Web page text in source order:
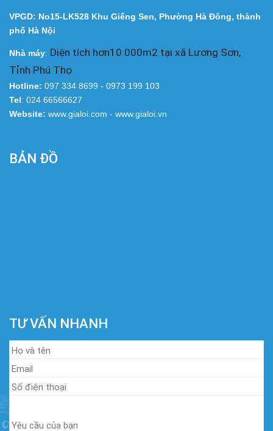
VPGD: No15-LK528 Khu Giếng Sen, Phường Hà Đông, thành
phố Hà Nội
Nhà máy: Diện tích hơn10.000m2 tại xã Lương Sơn,
Tỉnh Phú Thọ
Hotline: 097 334 8699 - 0973 199 103
Tel: 024 66566627
Website: www.gialoi.com - www.gialoi.vn
BẢN ĐỒ
TƯ VẤN NHANH